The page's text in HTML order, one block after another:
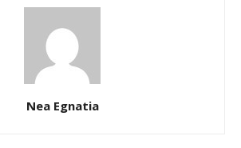
Nea Egnatia